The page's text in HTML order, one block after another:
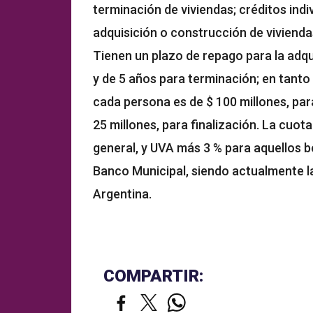
terminación de viviendas; créditos
adquisición o construcción de
Tienen un plazo de repago para la
y de 5 años para terminación; en
cada persona es de $ 100 millones,
25 millones, para finalización. La
general, y UVA más 3 % para
Banco Municipal, siendo actualmente
Argentina.
COMPARTIR: